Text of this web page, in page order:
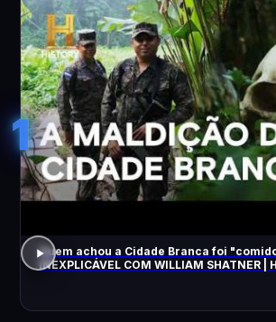
1
Quem achou a Cidade Branca foi
INEXPLICÁVEL COM WILLIAM SHATNER |